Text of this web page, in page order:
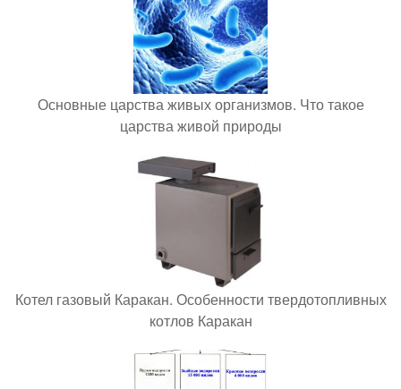
Основные царства живых организмов. Что такое
царства живой природы
Котел газовый Каракан. Особенности твердотопливных
котлов Каракан